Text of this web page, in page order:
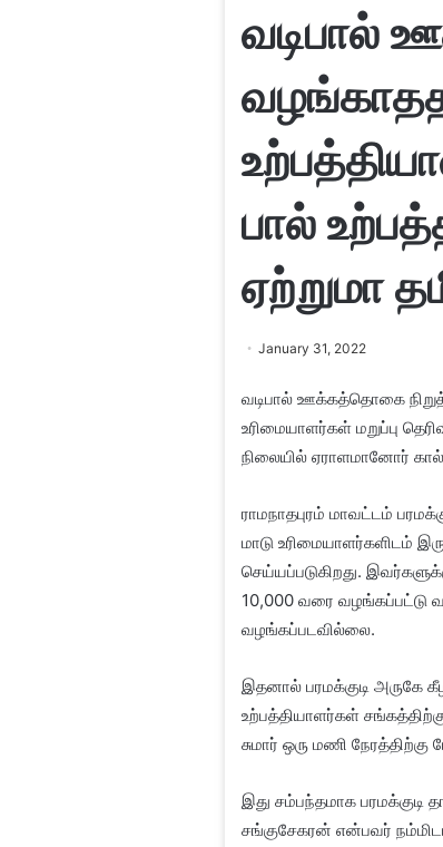
பால்
ஏற்றுமா
January 31, 2022
வடிபால் ஊக்கத்தொகை
உரிமையாளர்கள் மறுப்பு
நிலையில் ஏராளமானோர்
ராமநாதபுரம் மாவட்டம்
மாடு உரிமையாளர்களிடம்
செய்யப்படுகிறது.
10,000 வரை
வழங்கப்படவில்லை.
இதனால் பரமக்குடி அருகே
உற்பத்தியாளர்கள்
சுமார் ஒரு மணி நேரத்திற்கு
இது சம்பந்தமாக பரமக்குடி
சங்குசேகரன் என்பவர்